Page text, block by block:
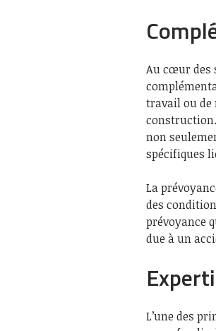
Au cœur des
travail ou de
construction.
non
spécifiques
La
des
prévoyance
due à un
L’une des